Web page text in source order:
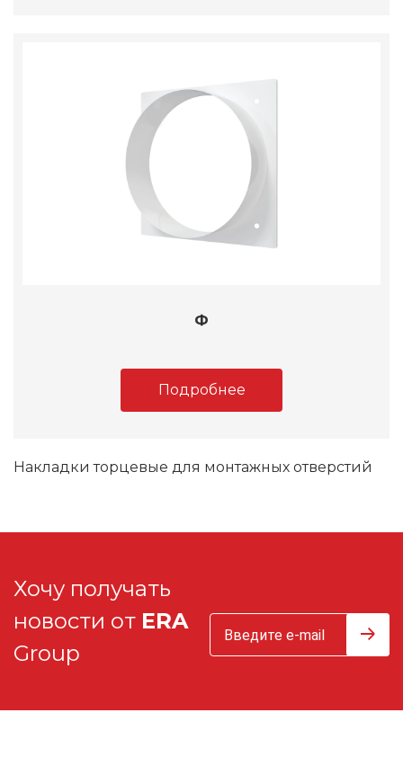
Ф
Подробнее
Накладки торцевые для монтажных отверстий
Хочу получать
новости от ERA
Group